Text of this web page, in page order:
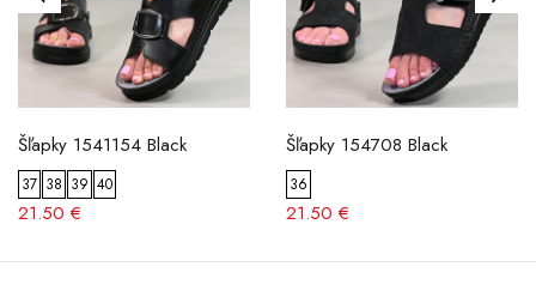
Šľapky 1541154 Black
37 38 39 40
21.50 €
Šľapky 154708 Black
36
21.50 €